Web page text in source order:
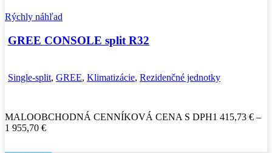
Rýchly náhľad
GREE CONSOLE split R32
Single-split, GREE, Klimatizácie, Rezidenčné jednotky
MALOOBCHODNÁ CENNÍKOVÁ CENA S DPH1 415,73 € –
1 955,70 €Price
1